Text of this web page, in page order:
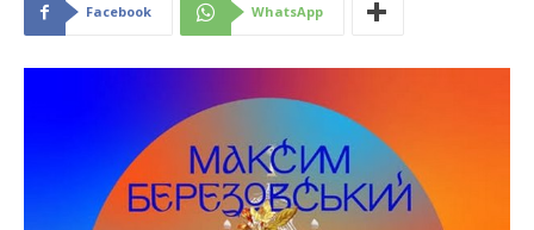
Facebook WhatsApp